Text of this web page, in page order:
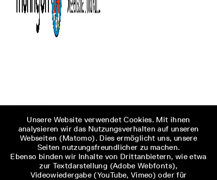
Unsere Website verwendet Cookies. Mit ihnen
analysieren wir das Nutzungsverhalten auf unseren
Webseiten (Matomo). Dies ermöglicht uns, unsere
Seiten nutzungsfreundlicher zu machen.
Ebenso binden wir Inhalte von Drittanbietern, wie etwa
zur Textdarstellung (Adobe Webfonts),
Videowiedergabe (YouTube, Vimeo) oder für